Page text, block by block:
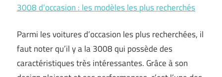
3008 d’occasion : les modèles les plus recherchés
Parmi les voitures d’occasion les plus recherchées, il
faut noter qu’il y a la 3008 qui possède des
caractéristiques très intéressantes. Grâce à son